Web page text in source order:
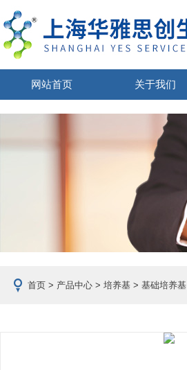
网站首页 关于我们
首页 > 产品中心 > 培养基 > 基础培养基